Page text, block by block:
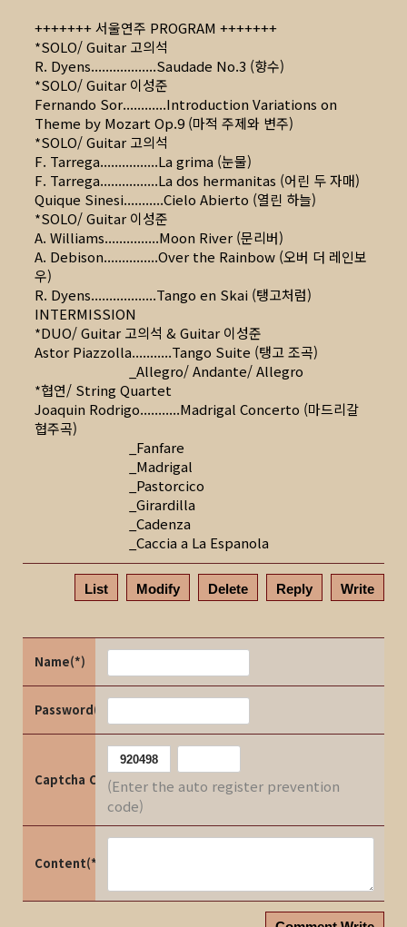
+++++++ 서울연주 PROGRAM +++++++
*SOLO/ Guitar 고의석
R. Dyens..................Saudade No.3 (향수)
*SOLO/ Guitar 이성준
Fernando Sor............Introduction Variations on
Theme by Mozart Op.9 (마적 주제와 변주)
*SOLO/ Guitar 고의석
F. Tarrega................La grima (눈물)
F. Tarrega................La dos hermanitas (어린 두 자매)
Quique Sinesi...........Cielo Abierto (열린 하늘)
*SOLO/ Guitar 이성준
A. Williams...............Moon River (문리버)
A. Debison...............Over the Rainbow (오버 더 레인보
우)
R. Dyens..................Tango en Skai (탱고처럼)
INTERMISSION
*DUO/ Guitar 고의석 & Guitar 이성준
Astor Piazzolla...........Tango Suite (탱고 조곡)
_Allegro/ Andante/ Allegro
*협연/ String Quartet
Joaquin Rodrigo...........Madrigal Concerto (마드리갈
협주곡)
_Fanfare
_Madrigal
_Pastorcico
_Girardilla
_Cadenza
_Caccia a La Espanola
List Modify Delete Reply Write
Name(*)
Password(*)
Captcha Code(Enter the auto register prevention
code)
Content(*)